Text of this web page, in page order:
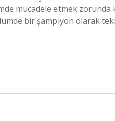
mücadele etmek
bir şampiyon olarak